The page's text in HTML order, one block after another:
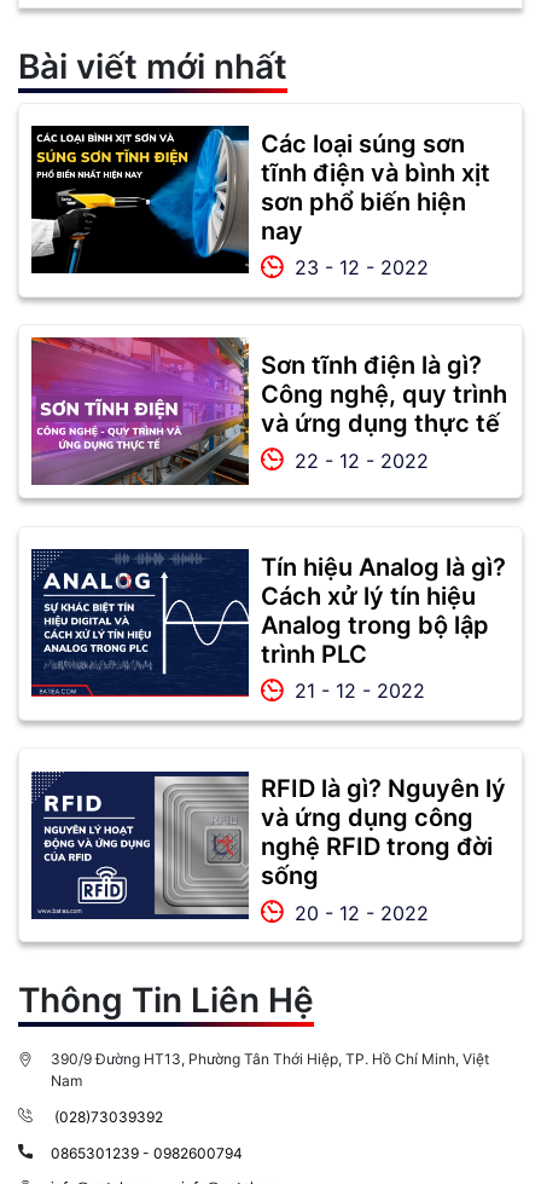
Bài viết mới nhất
Các loại súng sơn
tĩnh điện và bình xịt
sơn phổ biến hiện
nay
23 - 12 - 2022
Sơn tĩnh điện là gì?
Công nghệ, quy trình
và ứng dụng thực tế
22 - 12 - 2022
Tín hiệu Analog là gì?
Cách xử lý tín hiệu
Analog trong bộ lập
trình PLC
21 - 12 - 2022
RFID là gì? Nguyên lý
và ứng dụng công
nghệ RFID trong đời
sống
20 - 12 - 2022
Thông Tin Liên Hệ
390/9 Đường HT13, Phường Tân Thới Hiệp, TP. Hồ Chí Minh, Việt
Nam
(028)73039392
0865301239 - 0982600794